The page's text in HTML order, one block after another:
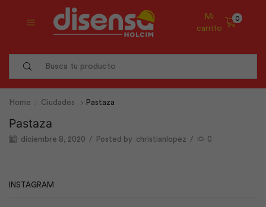
Mi
carrito
0
Home Ciudades Pastaza
Pastaza
diciembre 8, 2020 / Posted by christianlopez / 0
INSTAGRAM